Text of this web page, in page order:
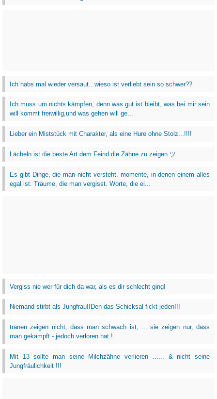
Ich habs mal wieder versaut...wieso ist verliebt sein so schwer??
Ich muss um nichts kämpfen, denn was gut ist bleibt, was bei mir sein
will kommt freiwillig,und was gehen will ge...
Lieber ein Miststück mit Charakter, als eine Hure ohne Stolz...!!!!
Lächeln ist die beste Art dem Feind die Zähne zu zeigen ツ
Es gibt Dinge, die man nicht versteht. momente, in denen einem alles
egal ist. Träume, die man vergisst. Worte, die ei...
Vergiss nie wer für dich da war, als es dir schlecht ging!
Niemand stirbt als Jungfrau!!Den das Schicksal fickt jeden!!!
tränen zeigen nicht, dass man schwach ist, ... sie zeigen nur, dass
man gekämpft - jedoch verloren hat.!
Mit 13 sollte man seine Milchzähne verlieren ...... & nicht seine
Jungfräulichkeit !!!